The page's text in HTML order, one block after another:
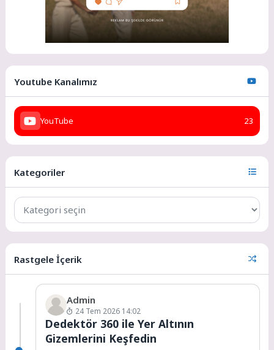
Youtube Kanalımız
YouTube 23
Kategoriler
Rastgele İçerik
Admin
24 Tem 2026 14:02
Dedektör 360 ile Yer Altının
Gizemlerini Keşfedin